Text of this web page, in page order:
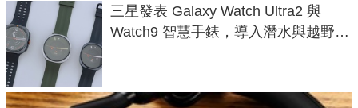
三星發表 Galaxy Watch Ultra2 與
Watch9 智慧手錶，導入潛水與越野跑